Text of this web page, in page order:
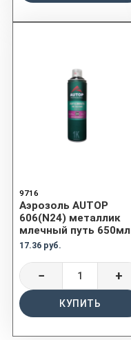
9716
Аэрозоль AUTOP
606(N24) металлик
млечный путь 650мл
17.36 руб.
− +
КУПИТЬ